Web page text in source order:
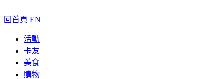
回首頁 EN
活動
卡友
美食
購物